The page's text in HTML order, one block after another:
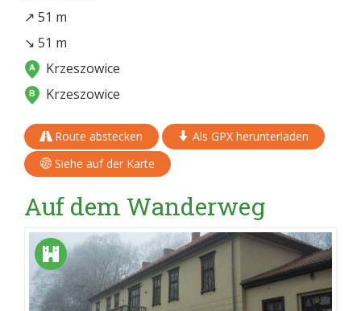
↗ 51 m
↘ 51 m
Krzeszowice
Krzeszowice
Route abstecken
Als GPX herunterladen
Siehe auf der Karte
Auf dem Wanderweg